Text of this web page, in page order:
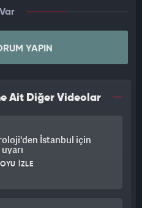
YAPIN
Ait Diğer Videolar
İstanbul için
İZLE